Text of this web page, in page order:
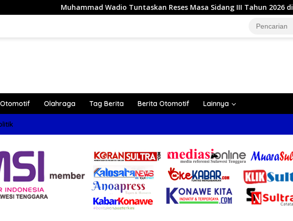
Muhammad Wadio Tuntaskan Reses Masa Sidang III Tahun 2026 di Dapil IV Konawe
Otomotif Olahraga Tag Berita Berita Otomotif Lainnya